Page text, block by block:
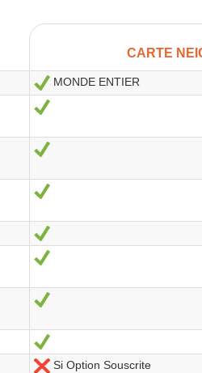
CARTE
Sí
MONDE ENTIER
Sí
Sí
Sí
Sí
No
Si Option Souscrite